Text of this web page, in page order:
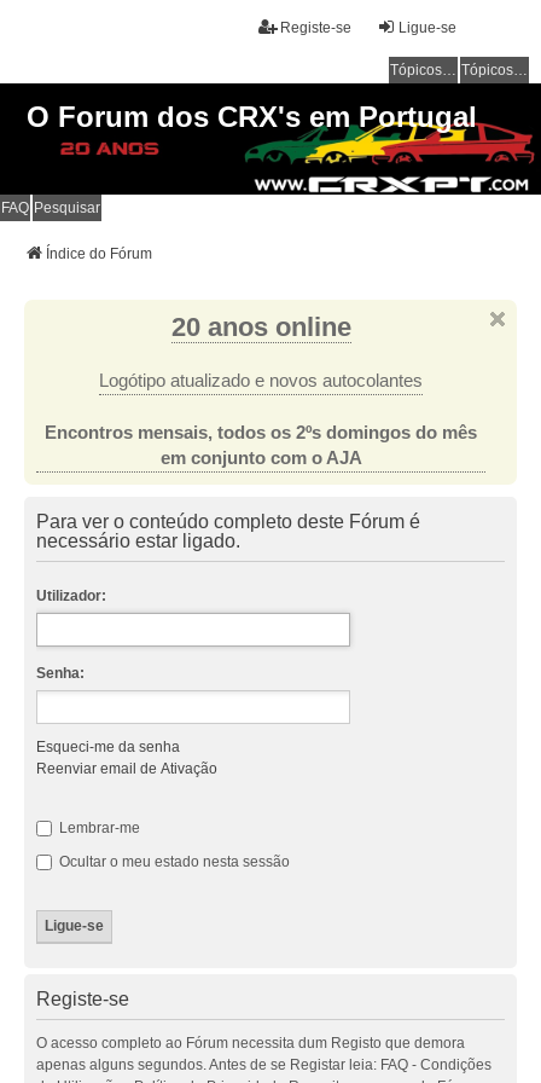
Ligue-se
Registe-se
Tópicos sem resposta Tópicos ativos
O Forum dos CRX's em Portugal
FAQ Pesquisar
Índice do Fórum
20 anos online
Logótipo atualizado e novos autocolantes
Encontros mensais, todos os 2ºs domingos do mês
em conjunto com o AJA
Para ver o conteúdo completo deste Fórum é
necessário estar ligado.
Utilizador:
Senha:
Esqueci-me da senha
Reenviar email de Ativação
Lembrar-me
Ocultar o meu estado nesta sessão
Registe-se
O acesso completo ao Fórum necessita dum Registo que demora
apenas alguns segundos. Antes de se Registar leia: FAQ - Condições